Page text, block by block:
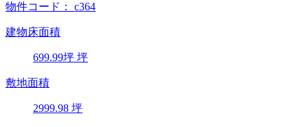
物件コード： c364
建物床面積
699.99坪 坪
敷地面積
2999.98 坪